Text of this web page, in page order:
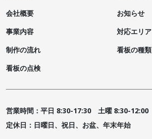
会社概要
お知らせ
事業内容
対応エリア
制作の流れ
看板の種類
看板の点検
営業時間：平日 8:30-17:30 土曜 8:30-12:00
定休日：日曜日、祝日、お盆、年末年始